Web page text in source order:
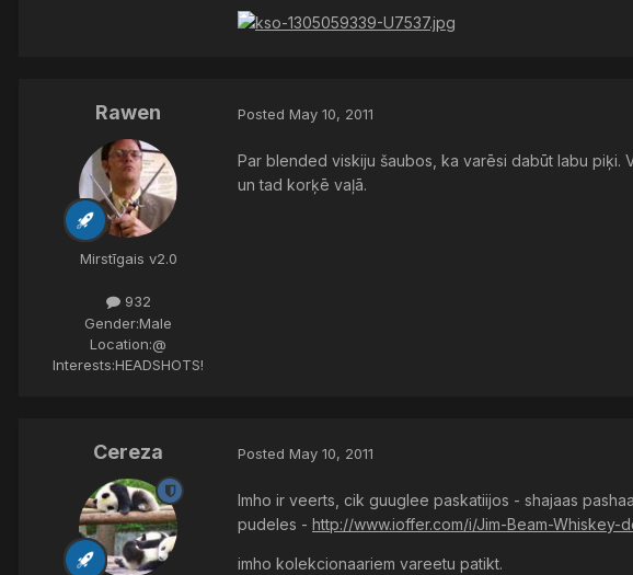
Rawen
Mirstīgais v2.0
932
Gender:Male
Location:@
Interests:HEADSHOTS!
Posted May 10, 2011
Par blended viskiju šaubos, ka varēsi dabūt labu piķi.
un tad korķē vaļā.
Cereza Posted May 10, 2011
Imho ir veerts, cik guuglee paskatiijos - shajaas
pudeles - http://www.ioffer.com/i/Jim-Beam-Whiskey-
imho kolekcionaariem vareetu patikt.